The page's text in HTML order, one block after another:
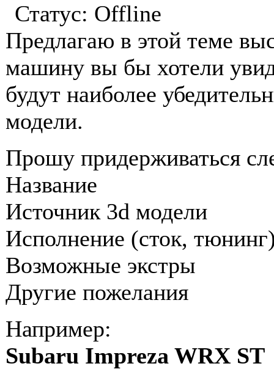
Статус: Offline
Предлагаю в этой теме
машину вы бы хотели
будут наиболее
модели.
Прошу придерживаться
Название
Источник 3d модели
Исполнение (сток,
Возможные экстры
Другие пожелания
Например:
Subaru Impreza WRX ST